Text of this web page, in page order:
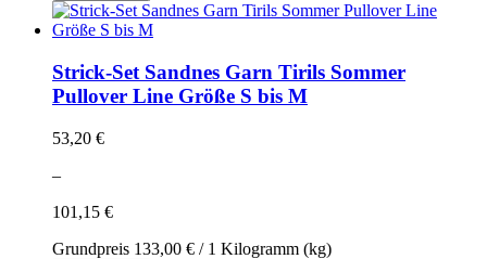
Strick-Set Sandnes Garn Tirils Sommer
Pullover Line Größe S bis M
53,20 €
–
101,15 €
Grundpreis 133,00 € / 1 Kilogramm (kg)